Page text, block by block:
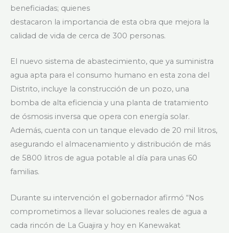
beneficiadas; quienes
destacaron la importancia de esta obra que mejora la
calidad de vida de cerca de 300 personas.
El nuevo sistema de abastecimiento, que ya suministra
agua apta para el consumo humano en esta zona del
Distrito, incluye la construcción de un pozo, una
bomba de alta eficiencia y una planta de tratamiento
de ósmosis inversa que opera con energía solar.
Además, cuenta con un tanque elevado de 20 mil litros,
asegurando el almacenamiento y distribución de más
de 5800 litros de agua potable al día para unas 60
familias.
Durante su intervención el gobernador afirmó “Nos
comprometimos a llevar soluciones reales de agua a
cada rincón de La Guajira y hoy en Kanewakat